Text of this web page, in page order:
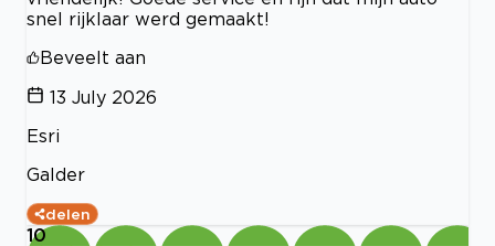
snel rijklaar werd gemaakt!
Beveelt aan
13 July 2026
Esri
Galder
delen
10